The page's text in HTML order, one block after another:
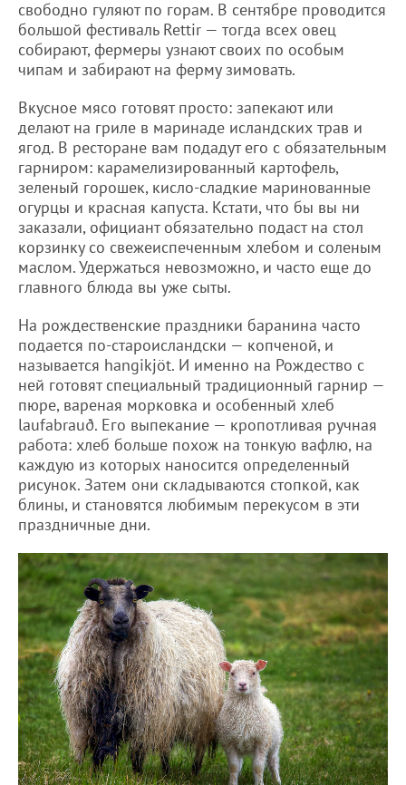
свободно гуляют по горам. В сентябре проводится
большой фестиваль Rettir — тогда всех овец
собирают, фермеры узнают своих по особым
чипам и забирают на ферму зимовать.
Вкусное мясо готовят просто: запекают или
делают на гриле в маринаде исландских трав и
ягод. В ресторане вам подадут его с обязательным
гарниром: карамелизированный картофель,
зеленый горошек, кисло-сладкие маринованные
огурцы и красная капуста. Кстати, что бы вы ни
заказали, официант обязательно подаст на стол
корзинку со свежеиспеченным хлебом и соленым
маслом. Удержаться невозможно, и часто еще до
главного блюда вы уже сыты.
На рождественские праздники баранина часто
подается по-староисландски — копченой, и
называется hangikjöt. И именно на Рождество с
ней готовят специальный традиционный гарнир —
пюре, вареная морковка и особенный хлеб
laufabrauð. Его выпекание — кропотливая ручная
работа: хлеб больше похож на тонкую вафлю, на
каждую из которых наносится определенный
рисунок. Затем они складываются стопкой, как
блины, и становятся любимым перекусом в эти
праздничные дни.